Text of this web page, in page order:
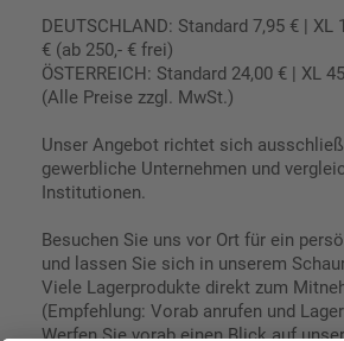
DEUTSCHLAND: Standard 7,95 € | XL
€ (ab 250,- € frei)
ÖSTERREICH: Standard 24,00 € | XL
(Alle Preise zzgl. MwSt.)
Unser Angebot richtet sich
gewerbliche Unternehmen und
Institutionen.
Besuchen Sie uns vor Ort für ein
und lassen Sie sich in unserem
Viele Lagerprodukte direkt zum
(Empfehlung: Vorab anrufen und
Werfen Sie vorab einen Blick auf